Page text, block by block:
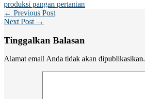
produksi pangan pertanian
← Previous Post
Next Post →
Tinggalkan Balasan
Alamat email Anda tidak akan dipublikasikan.